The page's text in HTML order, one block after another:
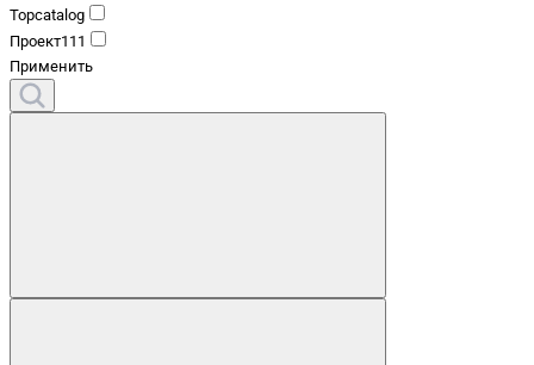
Topcatalog
Проект111
Применить